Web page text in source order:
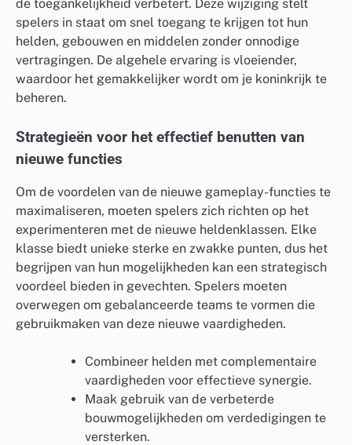
de toegankelijkheid verbetert. Deze wijziging stelt
spelers in staat om snel toegang te krijgen tot hun
helden, gebouwen en middelen zonder onnodige
vertragingen. De algehele ervaring is vloeiender,
waardoor het gemakkelijker wordt om je koninkrijk te
beheren.
Strategieën voor het effectief benutten van
nieuwe functies
Om de voordelen van de nieuwe gameplay-functies te
maximaliseren, moeten spelers zich richten op het
experimenteren met de nieuwe heldenklassen. Elke
klasse biedt unieke sterke en zwakke punten, dus het
begrijpen van hun mogelijkheden kan een strategisch
voordeel bieden in gevechten. Spelers moeten
overwegen om gebalanceerde teams te vormen die
gebruikmaken van deze nieuwe vaardigheden.
Combineer helden met complementaire
vaardigheden voor effectieve synergie.
Maak gebruik van de verbeterde
bouwmogelijkheden om verdedigingen te
versterken.